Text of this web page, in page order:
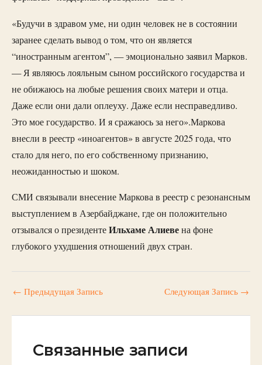
«Будучи в здравом уме, ни один человек не в состоянии
заранее сделать вывод о том, что он является
“иностранным агентом”, — эмоционально заявил Марков.
— Я являюсь лояльным сыном российского государства и
не обижаюсь на любые решения своих матери и отца.
Даже если они дали оплеуху. Даже если несправедливо.
Это мое государство. И я сражаюсь за него».Маркова
внесли в реестр «иноагентов» в августе 2025 года, что
стало для него, по его собственному признанию,
неожиданностью и шоком.
СМИ связывали внесение Маркова в реестр с резонансным
выступлением в Азербайджане, где он положительно
отзывался о президентеИльхаме Алиевена фоне
глубокого ухудшения отношений двух стран.
← Предыдущая Запись Следующая Запись →
Связанные записи